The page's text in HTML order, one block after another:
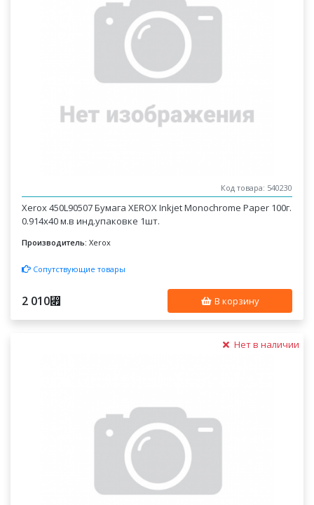
Код товара: 540230
Xerox 450L90507 Бумага XEROX Inkjet Monochrome Paper 100г.
0.914x40 м.в инд.упаковке 1шт.
Производитель: Xerox
Сопутствующие товары
2 010⃏ В корзину
Нет в наличии